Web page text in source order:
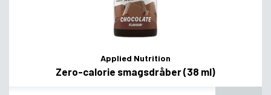
Applied Nutrition
Zero-calorie smagsdråber (38 ml)